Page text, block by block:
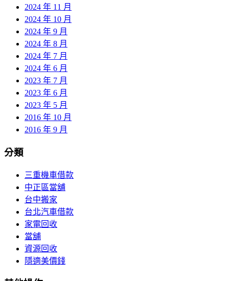
2024 年 11 月
2024 年 10 月
2024 年 9 月
2024 年 8 月
2024 年 7 月
2024 年 6 月
2023 年 7 月
2023 年 6 月
2023 年 5 月
2016 年 10 月
2016 年 9 月
分類
三重機車借款
中正區當舖
台中搬家
台北汽車借款
家電回收
當舖
資源回收
隱適美價錢